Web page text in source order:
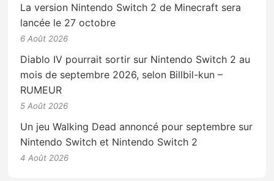
La version Nintendo Switch 2 de Minecraft sera
lancée le 27 octobre
6 Août 2026
Diablo IV pourrait sortir sur Nintendo Switch 2 au
mois de septembre 2026, selon Billbil-kun –
RUMEUR
5 Août 2026
Un jeu Walking Dead annoncé pour septembre sur
Nintendo Switch et Nintendo Switch 2
4 Août 2026